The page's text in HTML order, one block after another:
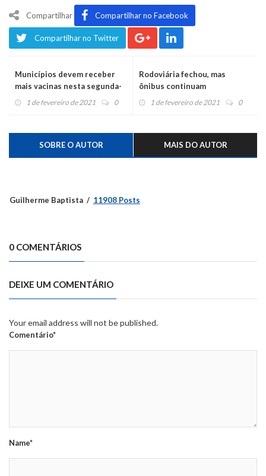
Compartilhar Compartilhar no Facebook
Compartilhar no Twitter
Municípios devem receber
mais vacinas nesta segunda-
feira1 de fevereiro de 2021 0
Rodoviária fechou, mas
ônibus continuam
estacionando no mesmo local
1 de fevereiro de 2021 0
SOBRE O AUTOR MAIS DO AUTOR
Guilherme Baptista 11908 Posts
0 COMENTÁRIOS
DEIXE UM COMENTÁRIO
Your email address will not be published.
Comentário*
Name*